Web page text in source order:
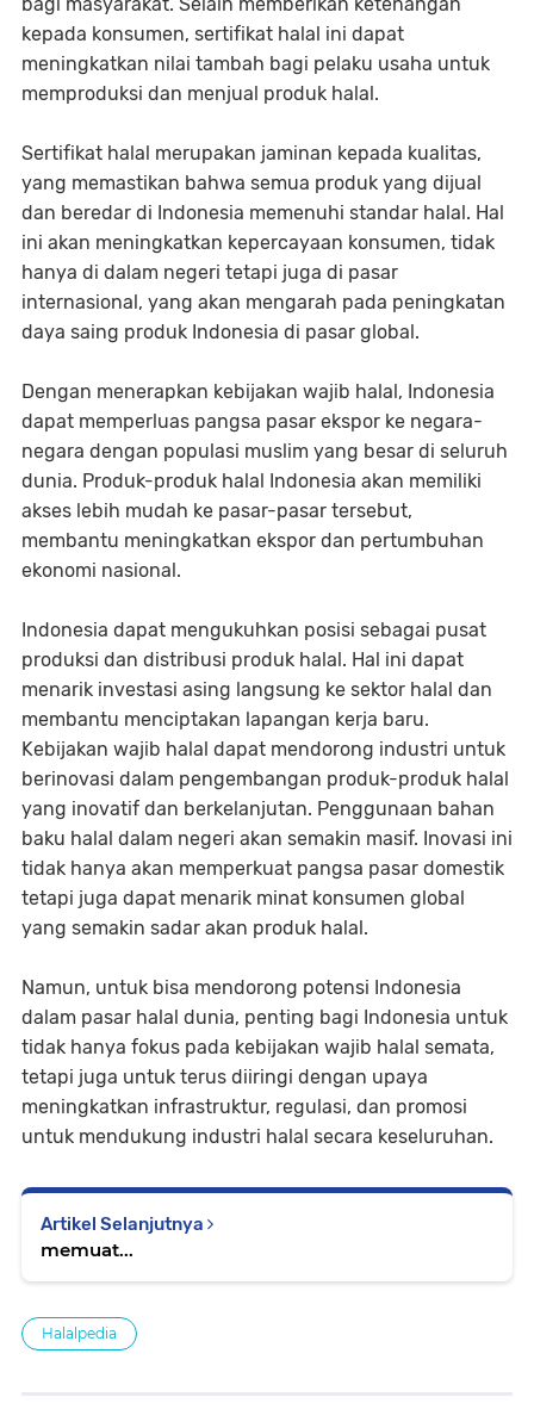
kepada konsumen, sertifikat halal ini dapat
meningkatkan nilai tambah bagi pelaku usaha untuk
memproduksi dan menjual produk halal.
Sertifikat halal merupakan jaminan kepada kualitas,
yang memastikan bahwa semua produk yang dijual
dan beredar di Indonesia memenuhi standar halal. Hal
ini akan meningkatkan kepercayaan konsumen, tidak
hanya di dalam negeri tetapi juga di pasar
internasional, yang akan mengarah pada peningkatan
daya saing produk Indonesia di pasar global.
Dengan menerapkan kebijakan wajib halal, Indonesia
dapat memperluas pangsa pasar ekspor ke negara-
negara dengan populasi muslim yang besar di seluruh
dunia. Produk-produk halal Indonesia akan memiliki
akses lebih mudah ke pasar-pasar tersebut,
membantu meningkatkan ekspor dan pertumbuhan
ekonomi nasional.
Indonesia dapat mengukuhkan posisi sebagai pusat
produksi dan distribusi produk halal. Hal ini dapat
menarik investasi asing langsung ke sektor halal dan
membantu menciptakan lapangan kerja baru.
Kebijakan wajib halal dapat mendorong industri untuk
berinovasi dalam pengembangan produk-produk halal
yang inovatif dan berkelanjutan. Penggunaan bahan
baku halal dalam negeri akan semakin masif. Inovasi ini
tidak hanya akan memperkuat pangsa pasar domestik
tetapi juga dapat menarik minat konsumen global
yang semakin sadar akan produk halal.
Namun, untuk bisa mendorong potensi Indonesia
dalam pasar halal dunia, penting bagi Indonesia untuk
tidak hanya fokus pada kebijakan wajib halal semata,
tetapi juga untuk terus diiringi dengan upaya
meningkatkan infrastruktur, regulasi, dan promosi
untuk mendukung industri halal secara keseluruhan.
Artikel Selanjutnya
memuat...
Halalpedia